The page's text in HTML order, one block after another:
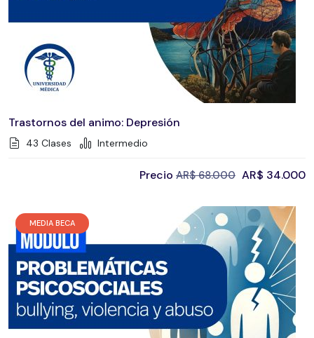
Trastornos del animo: Depresión
43 Clases Intermedio
Precio AR$68.000 AR$ 34.000
MEDIA BECA